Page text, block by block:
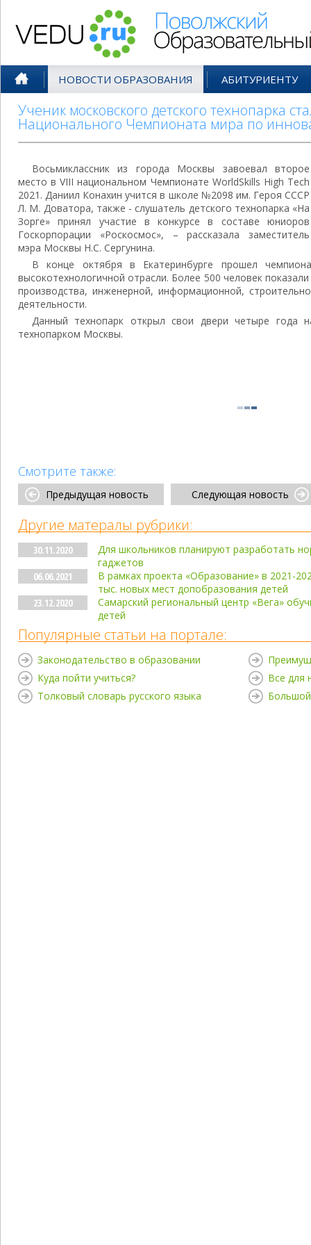
НОВОСТИ ОБРАЗОВАНИЯ АБИТУРИЕНТУ
Ученик московского детского технопарка
Национального Чемпионата мира по
Восьмиклассник из города Москвы завоевал второе
место в VIII национальном Чемпионате WorldSkills High Tech
2021. Даниил Конахин учится в школе №2098 им. Героя СССР
Л. М. Доватора, также - слушатель детского технопарка «На
Зорге» принял участие в конкурсе в составе юниоров
Госкорпорации «Роскосмос», – рассказала заместитель
мэра Москвы Н.С. Сергунина.
В конце октября в Екатеринбурге прошел
высокотехнологичной отрасли. Более 500 человек
производства, инженерной, информационной,
деятельности.
Данный технопарк открыл свои двери четыре года
технопарком Москвы.
Смотрите также:
Предыдущая новость Следующая новость
Другие матералы рубрики:
30.11.2020
Для школьников планируют разработать
гаджетов
06.06.2021
В рамках проекта «Образование» в 2021-
тыс. новых мест допобразования детей
23.12.2020
Самарский региональный центр «Вега»
детей
Популярные статьи на портале:
Законодательство в образовании
Куда пойти учиться?
Толковый словарь русского языка
Все для
Большой